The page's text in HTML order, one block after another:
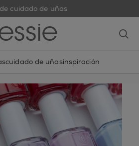
cuidado de uñas
cuidado de uñasinspiración